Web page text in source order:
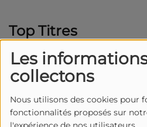
Les
collectons
Nous utilisons des cookies pour
fonctionnalités proposés sur
Top Titres
Not Around
2 Whitley